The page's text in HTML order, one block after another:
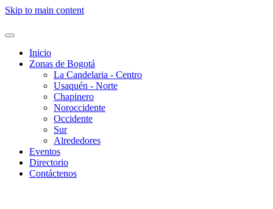
Skip to main content
Inicio
Zonas de Bogotá
La Candelaria - Centro
Usaquén - Norte
Chapinero
Noroccidente
Occidente
Sur
Alrededores
Eventos
Directorio
Contáctenos